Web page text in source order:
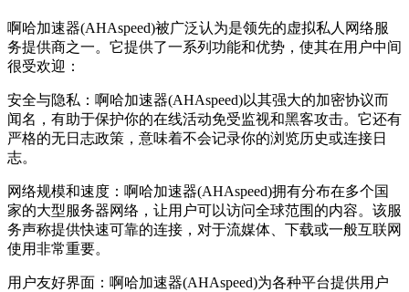
啊哈加速器(AHAspeed)被广泛认为是领先的虚拟私人网络服
务提供商之一。它提供了一系列功能和优势，使其在用户中间
很受欢迎：
安全与隐私：啊哈加速器(AHAspeed)以其强大的加密协议而
闻名，有助于保护你的在线活动免受监视和黑客攻击。它还有
严格的无日志政策，意味着不会记录你的浏览历史或连接日
志。
网络规模和速度：啊哈加速器(AHAspeed)拥有分布在多个国
家的大型服务器网络，让用户可以访问全球范围的内容。该服
务声称提供快速可靠的连接，对于流媒体、下载或一般互联网
使用非常重要。
用户友好界面：啊哈加速器(AHAspeed)为各种平台提供用户